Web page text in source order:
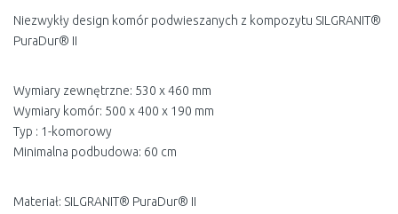
Niezwykły design komór podwieszanych z kompozytu SILGRANIT®
PuraDur® II
Wymiary zewnętrzne: 530 x 460 mm
Wymiary komór: 500 x 400 x 190 mm
Typ : 1-komorowy
Minimalna podbudowa: 60 cm
Materiał: SILGRANIT® PuraDur® II